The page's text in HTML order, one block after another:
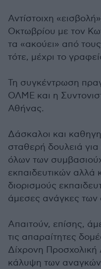
Αντίστοιχη
Οκτωβρίου με τον
τα «ακούει» από
τότε, μέχρι το
Τη συγκέντρωση
ΟΛΜΕ και η
Αθήνας.
Δάσκαλοι και
σταθερή δουλειά
όλων των
εκπαιδευτικών αλλά
διορισμούς
άμεσες ανάγκες των
Απαιτούν, επίσης,
τις απαραίτητες
Δίχρονη Προσχολική
κάλυψη των αναγκών